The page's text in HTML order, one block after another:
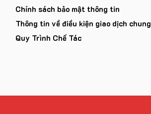
Chính sách bảo mật thông tin
Thông tin về điều kiện giao dịch chung
Quy Trình Chế Tác